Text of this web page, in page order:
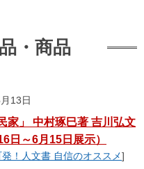
・商品
13日
家」 中村琢巳著 吉川弘文
日～6月15日展示）
！人文書 自信のオススメ]